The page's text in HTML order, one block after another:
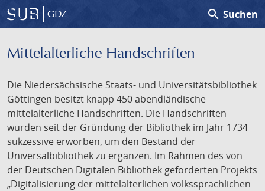
GDZ search Suchen
Mittelalterliche Handschriften
Die Niedersächsische Staats- und Universitätsbibliothek
Göttingen besitzt knapp 450 abendländische
mittelalterliche Handschriften. Die Handschriften
wurden seit der Gründung der Bibliothek im Jahr 1734
sukzessive erworben, um den Bestand der
Universalbibliothek zu ergänzen. Im Rahmen des von
der Deutschen Digitalen Bibliothek geförderten Projekts
„Digitalisierung der mittelalterlichen volkssprachlichen